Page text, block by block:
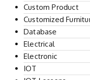
Custom Product
Customized
Database
Electrical
Electronic
IOT